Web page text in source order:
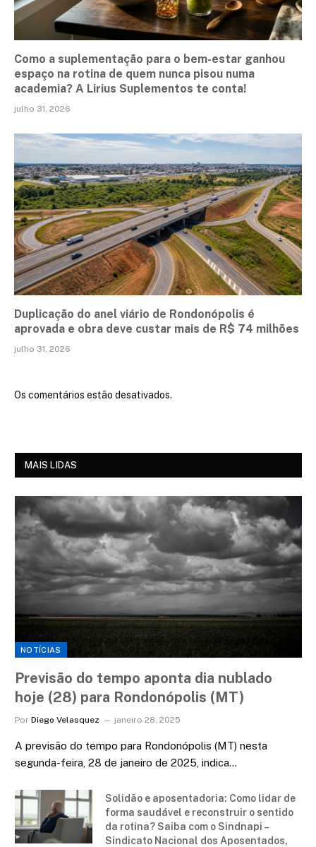
Como a suplementação para o bem-estar ganhou
espaço na rotina de quem nunca pisou numa
academia? A Lirius Suplementos te conta!
julho 31, 2026
Duplicação do anel viário de Rondonópolis é
aprovada e obra deve custar mais de R$ 74 milhões
julho 31, 2026
Os comentários estão desativados.
MAIS LIDAS
NOTÍCIAS
Previsão do tempo aponta dia nublado
hoje (28) para Rondonópolis (MT)
Por Diego Velasquez janeiro 28, 2025
A previsão do tempo para Rondonópolis (MT) nesta
segunda-feira, 28 de janeiro de 2025, indica…
Solidão e aposentadoria: Como lidar de
forma saudável e reconstruir o sentido
da rotina? Saiba com o Sindnapi –
Sindicato Nacional dos Aposentados,